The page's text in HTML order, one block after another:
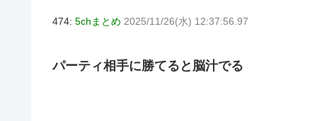
474: 5chまとめ 2025/11/26(水) 12:37:56.97
パーティ相手に勝てると脳汁でる